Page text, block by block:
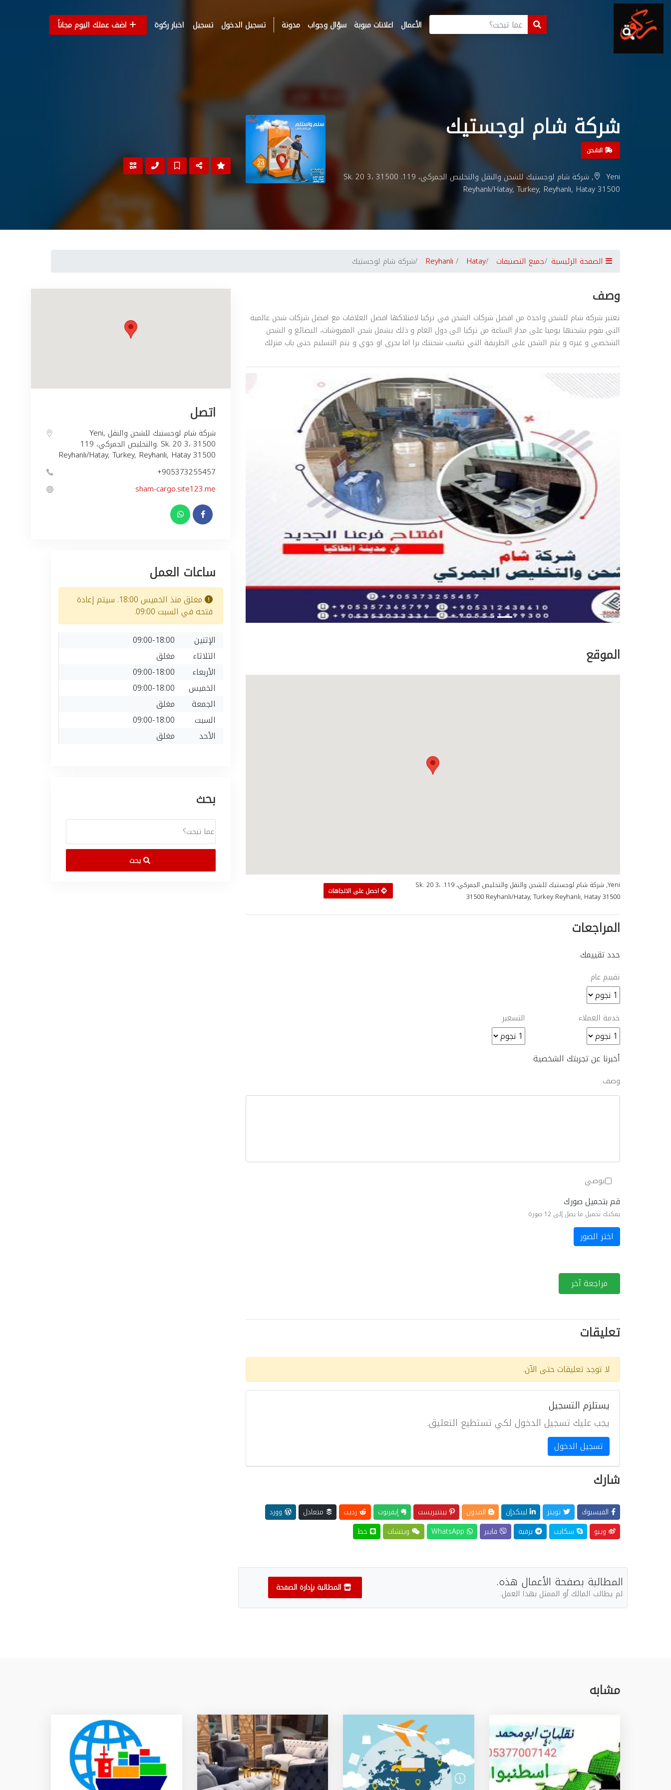
الأعمال اعلانات مبوبة سؤال وجواب مدونة تسجيل الدخول تسجيل اخبار ركوة اضف عملك اليوم مجاناً
شركة شام لوجستيك
الشحن
Yeni, شركة شام لوجستيك للشحن والنقل والتخليص الجمركي، 119. Sk. 20 3، 31500
Reyhanlı/Hatay, Turkey, Reyhanlı, Hatay 31500
الصفحة الرئيسية جميع التصنيفات Hatay
Reyhanlı شركة شام لوجستيك
وصف
تعتبر شركة شام للشحن واحدة من افضل شركات الشحن في تركيا لامتلاكها افضل العلاقات مع افضل شركات شحن عالمية
التي نقوم بشحنها يوميا على مدار الساعة من تركيا الى دول العام و ذلك يشمل شحن المفروشات، البضائع و الشحن
الشخصي و غيره و يتم الشحن على الطريقة التي تناسب شحنتك برا اما بحري او جوي و يتم التسليم حتى باب منزلك
Next
الموقع
Yeni, شركة شام لوجستيك للشحن والنقل والتخليص الجمركي، 119. Sk. 20 3،
31500 Reyhanlı/Hatay, Turkey Reyhanlı, Hatay 31500
احصل على الاتجاهات
المراجعات
حدد تقييمك
تقييم عام
خدمة العملاء التسعير
أخبرنا عن تجربتك الشخصية
وصف
يوصي
قم بتحميل صورك
يمكنك تحميل ما يصل إلى 12 صورة
اختر الصور
مراجعة آخر
تعليقات
لا توجد تعليقات حتى الآن.
يستلزم التسجيل
يجب عليك تسجيل الدخول لكي تستطيع التعليق.
تسجيل الدخول
شارك
الفيسبوك تويتر لينكدإن المدون بينتيريست إيفرنوت رديت متعادل
وورد
ويبو
سكايب برقية فايبر ويتشات خط
المطالبة بصفحة الأعمال هذه.
لم يطالب المالك أو الممثل بهذا العمل. المطالبة بإدارة الصفحة
اتصل
Yeni, شركة شام لوجستيك للشحن والنقل
والتخليص الجمركي، 119. Sk. 20 3، 31500
Reyhanlı/Hatay, Turkey, Reyhanlı, Hatay 31500
+905373255457
sham-cargo.site123.me
ساعات العمل
مغلق منذ الخميس 18:00. سيتم إعادة
فتحه في السبت 09:00.
الإثنين
09:00-18:00
الثلاثاء
مغلق
الأربعاء
09:00-18:00
الخميس
09:00-18:00
الجمعة
مغلق
السبت
09:00-18:00
الأحد
مغلق
بحث
بحث
مشابه